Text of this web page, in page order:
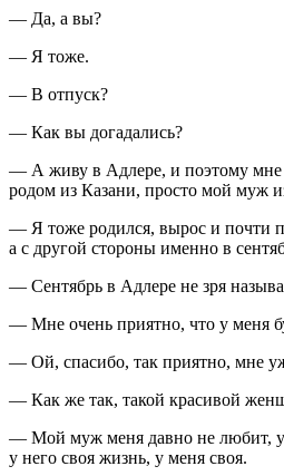
— Да, а вы?
— Я тоже.
— В отпуск?
— Как вы догадались?
— А живу в Адлере, и поэтому мне
родом из Казани, просто мой муж
— Я тоже родился, вырос и почти
а с другой стороны именно в
— Сентябрь в Адлере не зря
— Мне очень приятно, что у меня
— Ой, спасибо, так приятно, мне
— Как же так, такой красивой
— Мой муж меня давно не любит, у
у него своя жизнь, у меня своя.